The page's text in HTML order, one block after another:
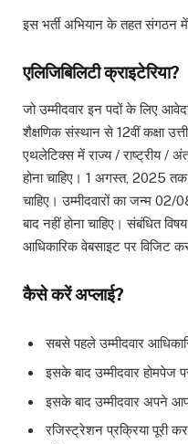
इस भर्ती अभियान के तहत संगठन
एलिजिबिलिटी क्राइटेरिया?
जो उम्मीदवार इन पदों के लिए
शैक्षणिक संस्थान से 12वीं कक्षा
एथलेटिक्स में राज्य / राष्ट्रीय /
होना चाहिए। 1 अगस्त, 2025
चाहिए। उम्मीदवारों का जन्म
बाद नहीं होना चाहिए। संबंधित
आधिकारिक वेबसाइट पर विजिट
कैसे करें अप्लाई?
सबसे पहले उम्मीदवार
इसके बाद उम्मीदवार होमपेज
इसके बाद उम्मीदवार अपने
रजिस्ट्रेशन प्रक्रिया पूरी